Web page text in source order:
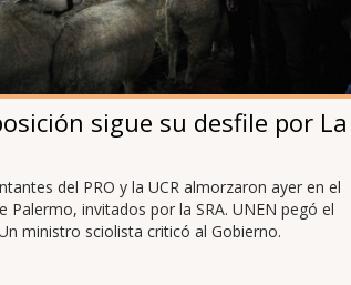
sigue su desfile por La
del PRO y la UCR almorzaron ayer en el
Palermo, invitados por la SRA. UNEN pegó el
ministro sciolista criticó al Gobierno.